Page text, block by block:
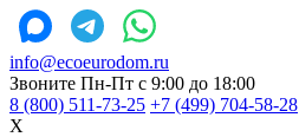
info@ecoeurodom.ru
Звоните Пн-Пт с 9:00 до 18:00
8 (800) 511-73-25 +7 (499) 704-58-28
X